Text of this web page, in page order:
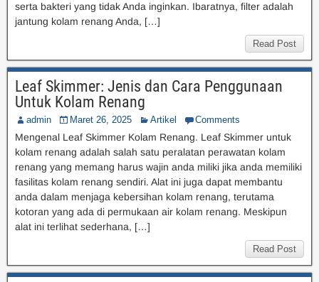
serta bakteri yang tidak Anda inginkan. Ibaratnya, filter adalah
jantung kolam renang Anda, […]
Read Post
Leaf Skimmer: Jenis dan Cara Penggunaan
Untuk Kolam Renang
admin Maret 26, 2025 Artikel Comments
Mengenal Leaf Skimmer Kolam Renang. Leaf Skimmer untuk
kolam renang adalah salah satu peralatan perawatan kolam
renang yang memang harus wajin anda miliki jika anda memiliki
fasilitas kolam renang sendiri. Alat ini juga dapat membantu
anda dalam menjaga kebersihan kolam renang, terutama
kotoran yang ada di permukaan air kolam renang. Meskipun
alat ini terlihat sederhana, […]
Read Post